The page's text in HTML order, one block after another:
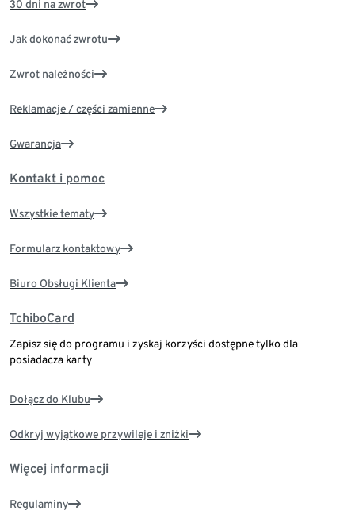
30 dni na zwrot
Jak dokonać zwrotu
Zwrot należności
Reklamacje / części zamienne
Gwarancja
Kontakt i pomoc
Wszystkie tematy
Formularz kontaktowy
Biuro Obsługi Klienta
TchiboCard
Zapisz się do programu i zyskaj korzyści dostępne tylko dla
posiadacza karty
Dołącz do Klubu
Odkryj wyjątkowe przywileje i zniżki
Więcej informacji
Regulaminy